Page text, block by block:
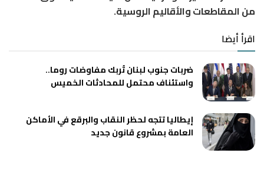
من المقاطعات والأقاليم الروسية.
اقرأ أيضا
ضربات جنوب لبنان تُربك مفاوضات روما..
واستئناف محتمل للمحادثات الخميس
إيطاليا تتجه لحظر النقاب والبرقع في الأماكن
العامة بمشروع قانون جديد